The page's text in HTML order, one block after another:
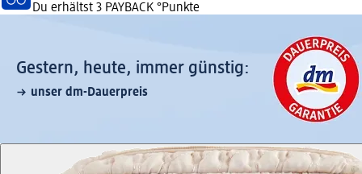
Du erhältst 3 PAYBACK °Punkte
Gestern, heute, immer günstig:
unser dm-Dauerpreis